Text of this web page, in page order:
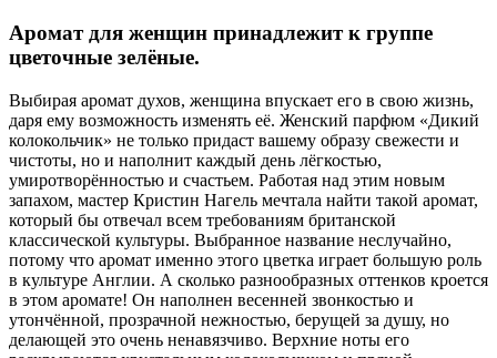
Аромат для женщин принадлежит к группе
цветочные зелёные.
Выбирая аромат духов, женщина впускает его в свою жизнь,
даря ему возможность изменять её. Женский парфюм «Дикий
колокольчик» не только придаст вашему образу свежести и
чистоты, но и наполнит каждый день лёгкостью,
умиротворённостью и счастьем. Работая над этим новым
запахом, мастер Кристин Нагель мечтала найти такой аромат,
который бы отвечал всем требованиям британской
классической культуры. Выбранное название неслучайно,
потому что аромат именно этого цветка играет большую роль
в культуре Англии. А сколько разнообразных оттенков кроется
в этом аромате! Он наполнен весенней звонкостью и
утончённой, прозрачной нежностью, берущей за душу, но
делающей это очень ненавязчиво. Верхние ноты его